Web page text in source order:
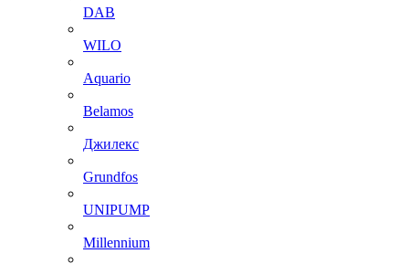
DAB
WILO
Aquario
Belamos
Джилекс
Grundfos
UNIPUMP
Millennium